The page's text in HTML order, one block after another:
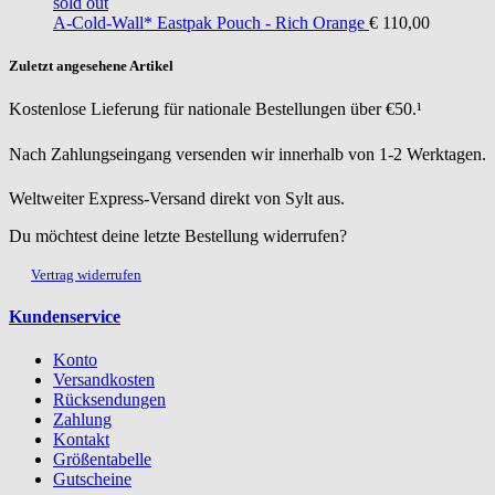
A-Cold-Wall* Eastpak Pouch - Rich Orange € 110,00
Zuletzt angesehene Artikel
Kostenlose Lieferung für nationale Bestellungen über €50.¹
Nach Zahlungseingang versenden wir innerhalb von 1-2 Werktagen.
Weltweiter Express-Versand direkt von Sylt aus.
Du möchtest deine letzte Bestellung widerrufen?
Vertrag widerrufen
Kundenservice
Konto
Versandkosten
Rücksendungen
Zahlung
Kontakt
Größentabelle
Gutscheine